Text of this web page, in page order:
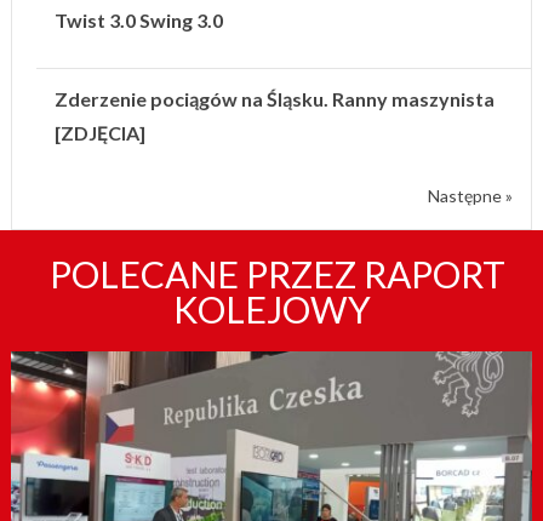
Twist 3.0 Swing 3.0
Zderzenie pociągów na Śląsku. Ranny maszynista
[ZDJĘCIA]
Następne »
POLECANE PRZEZ RAPORT
KOLEJOWY